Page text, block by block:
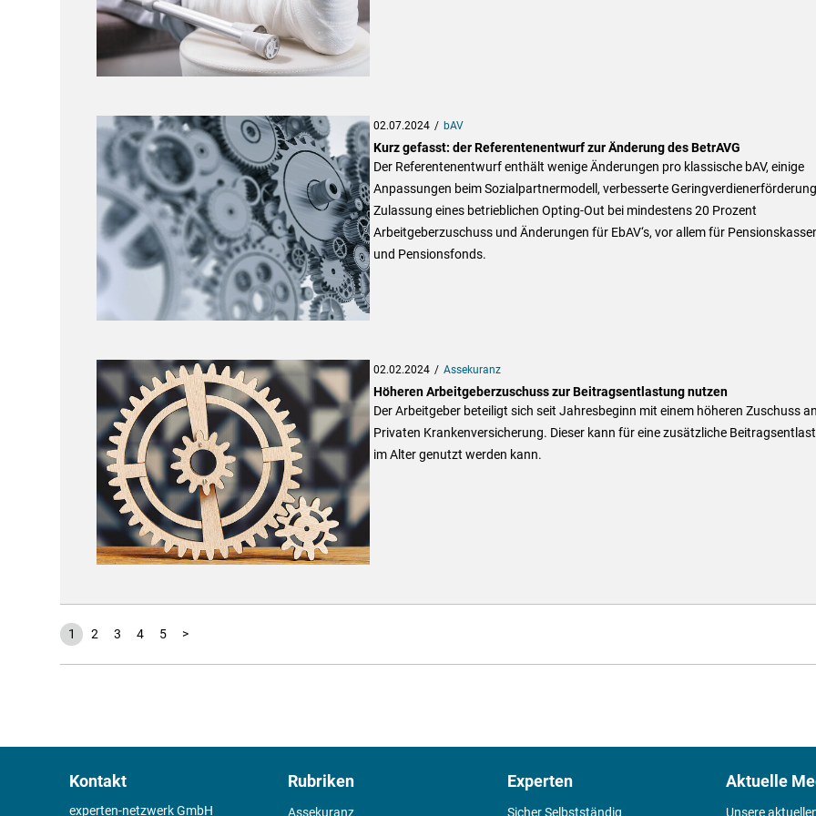
02.07.2024 bAV
Kurz gefasst: der Referentenentwurf zur Änderung des BetrAVG
Der Referentenentwurf enthält wenige Änderungen pro klassische bAV, einige
Anpassungen beim Sozialpartnermodell, verbesserte
Zulassung eines betrieblichen Opting-Out bei mindestens 20 Prozent
Arbeitgeberzuschuss und Änderungen für EbAV‘s, vor allem für
und Pensionsfonds.
02.02.2024 Assekuranz
Höheren Arbeitgeberzuschuss zur Beitragsentlastung nutzen
Der Arbeitgeber beteiligt sich seit Jahresbeginn mit einem höheren Zuschuss
Privaten Krankenversicherung. Dieser kann für eine zusätzliche
im Alter genutzt werden kann.
1 2 3 4 5 >
Kontakt
experten-netzwerk GmbH
Rubriken
Assekuranz
Experten
Sicher Selbstständig
Aktuelle
Unsere